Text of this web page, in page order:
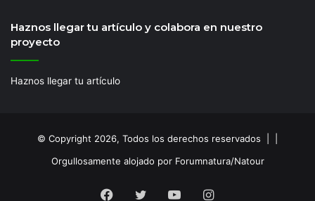
Haznos llegar tu artículo y colabora en nuestro
proyecto
Haznos llegar tu artículo
© Copyright 2026, Todos los derechos reservados | |
Orgullosamente alojado por Forumnatura/Natour
Facebook
TwitterYouTubeInstagram